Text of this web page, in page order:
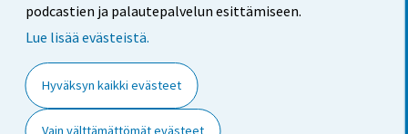
podcastien ja palautepalvelun esittämiseen.
Lue lisää evästeistä.
Hyväksyn kaikki evästeet
Vain välttämättömät evästeet
Tietosuoja
Tietoa sivustosta
Evästeasetukset